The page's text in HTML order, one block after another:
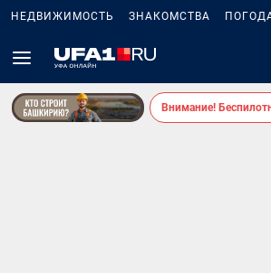
НЕДВИЖИМОСТЬ ЗНАКОМСТВА
Внимание!